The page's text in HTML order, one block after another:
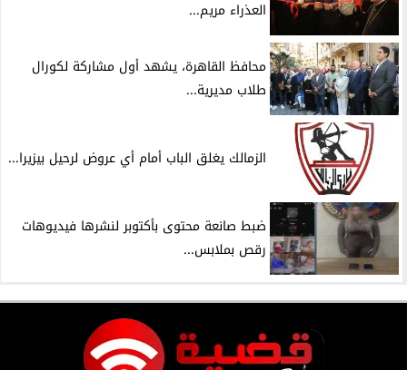
العذراء مريم...
محافظ القاهرة، يشهد أول مشاركة لكورال
طلاب مديرية...
الزمالك يغلق الباب أمام أي عروض لرحيل بيزيرا...
ضبط صانعة محتوى بأكتوبر لنشرها فيديوهات
رقص بملابس...